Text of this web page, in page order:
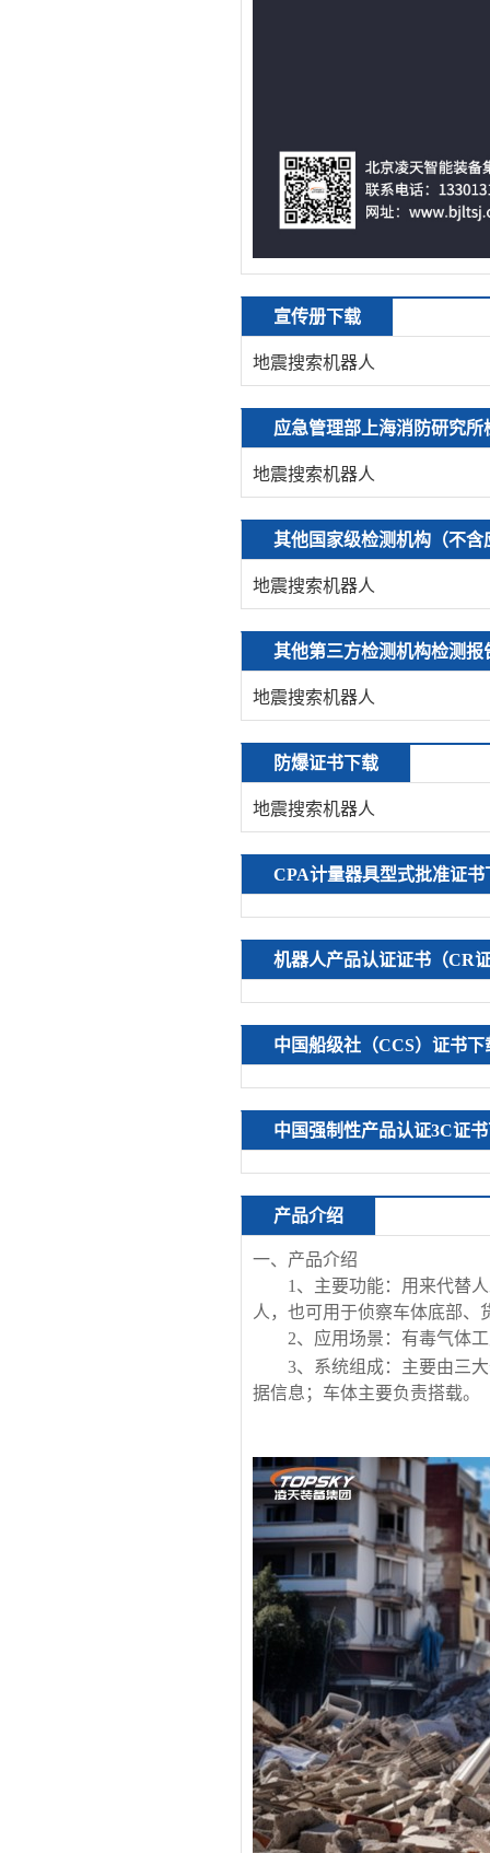
宣传册下载
地震搜索机器人
应急管理部上海消防研究所
地震搜索机器人
其他国家级检测机构（不
地震搜索机器人
其他第三方检测机构检测报
地震搜索机器人
防爆证书下载
地震搜索机器人
CPA计量器具型式批准证书
机器人产品认证证书（CR
中国船级社（CCS）证书下
中国强制性产品认证3C证
产品介绍
一、产品介绍
1、 主要功能： 用来代替
人，也可用于侦察车体底部、
2、 应用场景：有毒气体
3、系统组成：主要由三
据信息；车体主要负责搭载。